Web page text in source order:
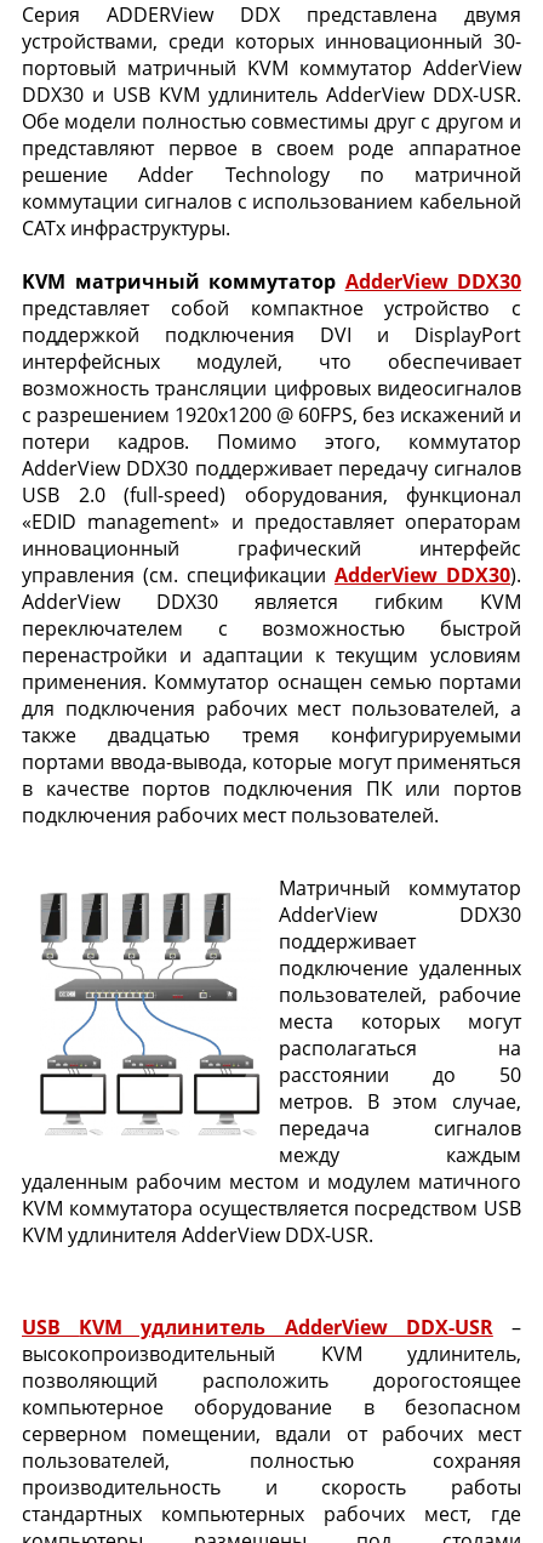
Серия ADDERView DDX представлена двумя
устройствами, среди которых инновационный 30-
портовый матричный KVM коммутатор AdderView
DDX30 и USB KVM удлинитель AdderView DDX-USR.
Обе модели полностью совместимы друг с другом и
представляют первое в своем роде аппаратное
решение Adder Technology по матричной
коммутации сигналов с использованием кабельной
CATx инфраструктуры.
KVM матричный коммутатор AdderView DDX30
представляет собой компактное устройство с
поддержкой подключения DVI и DisplayPort
интерфейсных модулей, что обеспечивает
возможность трансляции цифровых видеосигналов
с разрешением 1920x1200 @ 60FPS, без искажений и
потери кадров. Помимо этого, коммутатор
AdderView DDX30 поддерживает передачу сигналов
USB 2.0 (full-speed) оборудования, функционал
«EDID management» и предоставляет операторам
инновационный графический интерфейс
управления (см. спецификации AdderView DDX30).
AdderView DDX30 является гибким KVM
переключателем с возможностью быстрой
перенастройки и адаптации к текущим условиям
применения. Коммутатор оснащен семью портами
для подключения рабочих мест пользователей, а
также двадцатью тремя конфигурируемыми
портами ввода-вывода, которые могут применяться
в качестве портов подключения ПК или портов
подключения рабочих мест пользователей.
Матричный коммутатор
AdderView DDX30
поддерживает
подключение удаленных
пользователей, рабочие
места которых могут
располагаться на
расстоянии до 50
метров. В этом случае,
передача сигналов
между каждым
удаленным рабочим местом и модулем матичного
KVM коммутатора осуществляется посредством USB
KVM удлинителя AdderView DDX-USR.
USB KVM удлинитель AdderView DDX-USR–
высокопроизводительный KVM удлинитель,
позволяющий расположить дорогостоящее
компьютерное оборудование в безопасном
серверном помещении, вдали от рабочих мест
пользователей, полностью сохраняя
производительность и скорость работы
стандартных компьютерных рабочих мест, где